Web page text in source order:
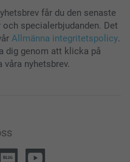
får du den senaste
specialerbjudanden. Det
Allmänna integritetspolicy.
dig genom att klicka på
våra nyhetsbrev.